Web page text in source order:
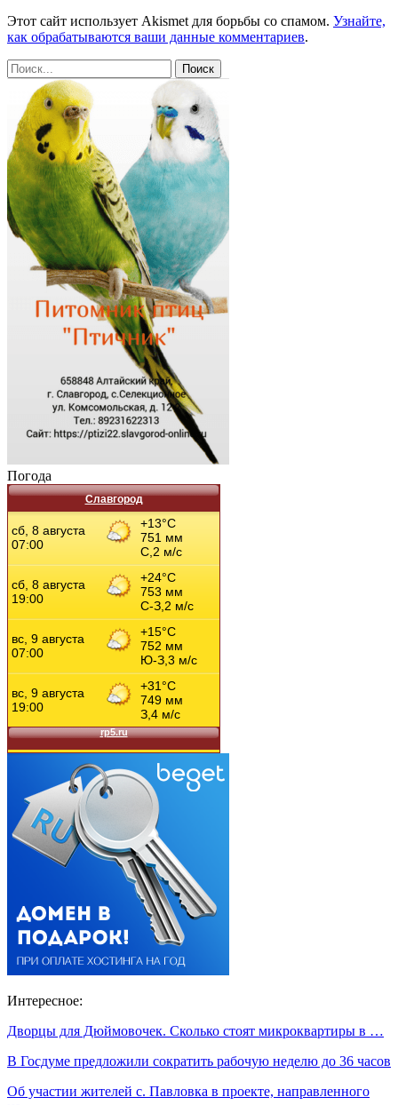
Этот сайт использует Akismet для борьбы со спамом. Узнайте,
как обрабатываются ваши данные комментариев.
Погода
Славгород
Интересное:
Дворцы для Дюймовочек. Сколько стоят микроквартиры в …
В Госдуме предложили сократить рабочую неделю до 36 часов
Об участии жителей с. Павловка в проекте, направленного